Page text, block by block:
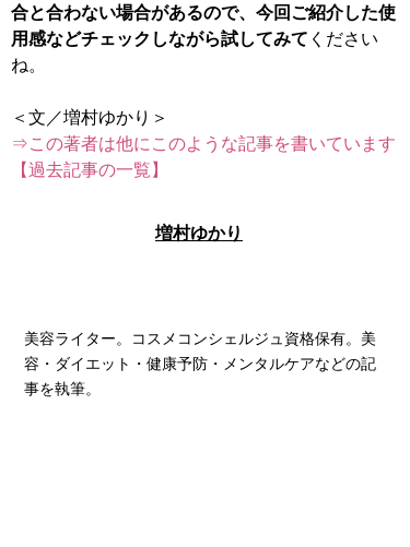
合と合わない場合があるので、今回ご紹介した使
用感などチェックしながら試してみて ください
ね。
⇒この著者は他にこのような記事を書いています
【過去記事の一覧】
増村ゆかり
美容ライター。コスメコンシェルジュ資格保有。美
容・ダイエット・健康予防・メンタルケアなどの記
事を執筆。